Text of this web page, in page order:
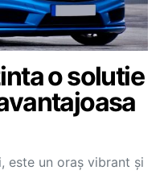
o solutie
este un oraș vibrant și